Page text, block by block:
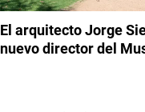
El arquitecto Jorge
nuevo director del